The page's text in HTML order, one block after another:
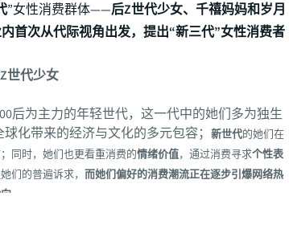
”女性消费群体——后Z世代少女、千禧妈妈和岁月
首次从代际视角出发，提出“新三代”女性消费者
世代少女
后为主力的年轻世代，这一代中的她们多为独生
球化带来的经济与文化的多元包容；新世代的她们在
同时，她们也更看重消费的情绪价值，通过消费寻求个性表
们的普遍诉求，而她们偏好的消费潮流正在逐步引爆网络热